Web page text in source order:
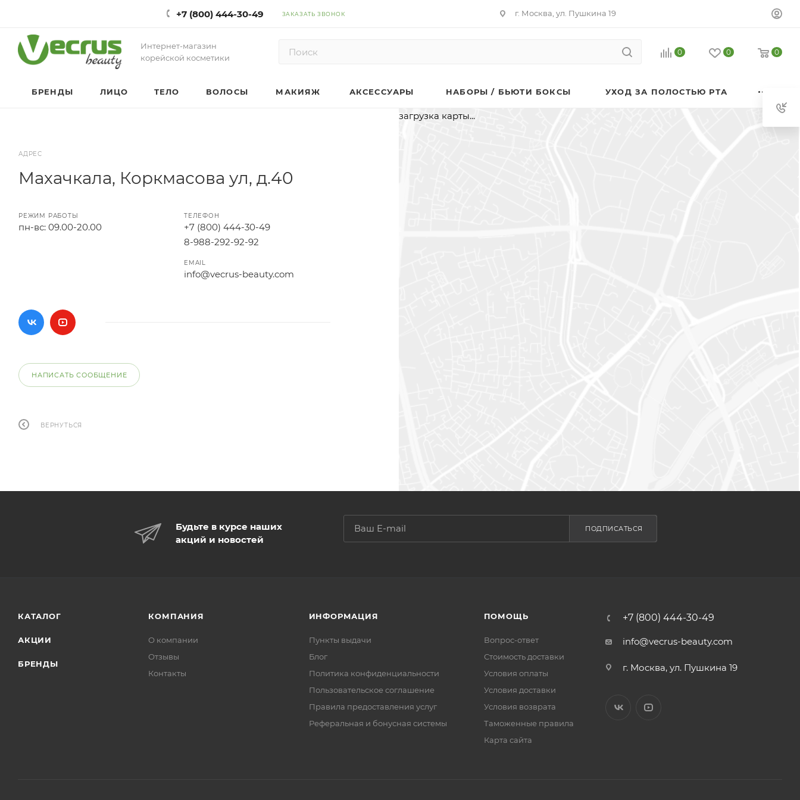
+7 (800) 444-30-49 ЗАКАЗАТЬ ЗВОНОК г. Москва, ул. Пушкина 19
Интернет-магазин
корейской косметики
0 0 0
БРЕНДЫ ЛИЦО ТЕЛО ВОЛОСЫ МАКИЯЖ АКСЕССУАРЫ НАБОРЫ / БЬЮТИ БОКСЫ УХОД ЗА ПОЛОСТЬЮ РТА
АДРЕС
Махачкала, Коркмасова ул, д.40
РЕЖИМ РАБОТЫ
пн-вс: 09.00-20.00
ТЕЛЕФОН
+7 (800) 444-30-49
8-988-292-92-92
EMAIL
info@vecrus-beauty.com
НАПИСАТЬ СООБЩЕНИЕ
ВЕРНУТЬСЯ
загрузка карты...
Будьте в курсе наших
акций и новостей
ПОДПИСАТЬСЯ
КАТАЛОГ
АКЦИИ
БРЕНДЫ
КОМПАНИЯ
О компании
Отзывы
Контакты
ИНФОРМАЦИЯ
Пункты выдачи
Блог
Политика конфиденциальности
Пользовательское соглашение
Правила предоставления услуг
Реферальная и бонусная системы
ПОМОЩЬ
Вопрос-ответ
Стоимость доставки
Условия оплаты
Условия доставки
Условия возврата
Таможенные правила
Карта сайта
+7 (800) 444-30-49
info@vecrus-beauty.com
г. Москва, ул. Пушкина 19